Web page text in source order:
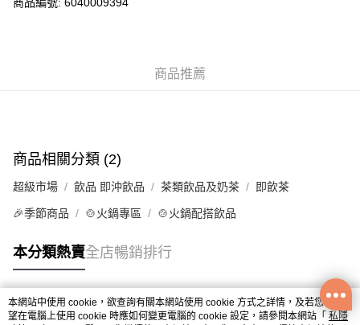
每筆HK$50.00，滿HK$200.00或以上免運費
UNY 門市自取
商品推薦
商品相關分類 (2)
超級市場 飲品 即沖飲品 茶類飲品及奶茶 即飲茶
🎉季節商品 🍲火鍋專區 🍲火鍋配搭飲品
本分類熱賣全店暢銷排行
熱門標籤
本網站中使用 cookie，欲查詢有關本網站使用 cookie 方式之詳情，及若您不希
望在電腦上使用 cookie 時應如何變更電腦的 cookie 設定，請參閱本網站「 私隱